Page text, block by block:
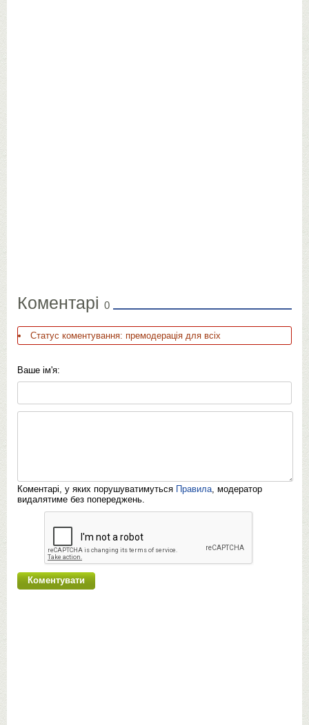
Коментарі 0
Статус коментування: премодерація для всіх
Ваше ім'я:
Коментарі, у яких порушуватимуться Правила, модератор
видалятиме без попереджень.